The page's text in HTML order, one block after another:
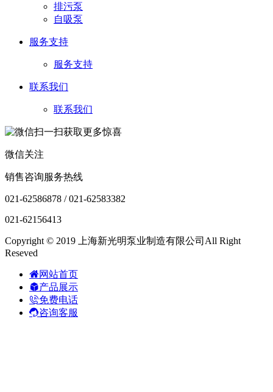
排污泵
自吸泵
服务支持
服务支持
联系我们
联系我们
微信关注
销售咨询服务热线
021-62586878 / 021-62583382
021-62156413
Copyright © 2019 上海新光明泵业制造有限公司All Right
Reseved
网站首页
产品展示
免费电话
咨询客服